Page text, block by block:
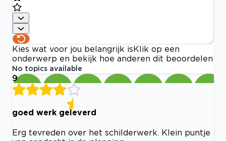
Kies wat voor jou belangrijk is Klik op een
onderwerp en bekijk hoe anderen dit beoordelen
No topics available
9
goed werk geleverd
Erg tevreden over het schilderwerk. Klein puntje